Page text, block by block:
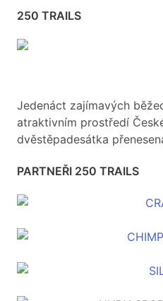
250 TRAILS
Jedenáct zajímavých
atraktivním prostředí
dvěstěpadesátka
PARTNEŘI 250 TRAILS